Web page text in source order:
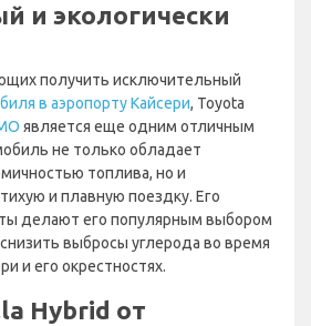
и экологически
получить исключительный
в аэропорту Кайсери, Toyota
является еще одним отличным
не только обладает
топлива, но и
и плавную поездку. Его
делают его популярным выбором
выбросы углерода во время
и его окрестностях.
Hybrid от